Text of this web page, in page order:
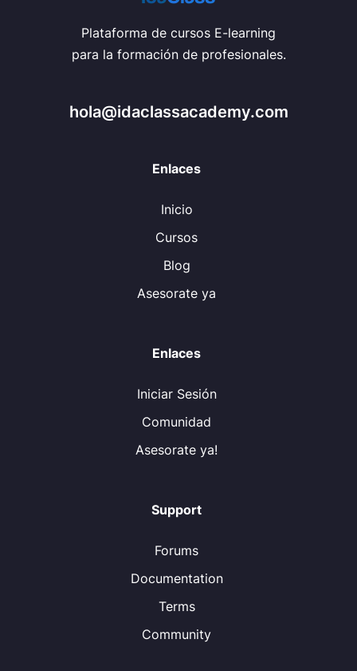
Plataforma de cursos E-learning
para la formación de profesionales.
hola@idaclassacademy.com
Enlaces
Inicio
Cursos
Blog
Asesorate ya
Enlaces
Iniciar Sesión
Comunidad
Asesorate ya!
Support
Forums
Documentation
Terms
Community